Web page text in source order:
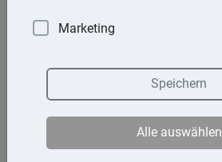
Kontakt
Marketing
Speichern
Alle auswählen